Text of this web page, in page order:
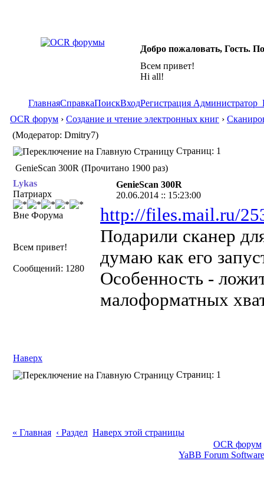
Добро пожаловать, Гость.
Всем привет!
Hi all!
ГлавнаяСправкаПоискВходРегистрация Администратор
OCR форум › Создание и чтение электронных книг ›
(Модератор: Dmitry7)
Страниц: 1
GenieScan 300R (Прочитано 1900 раз)
Lykas
Патриарх
Вне Форума
Всем привет!
Сообщений: 1280
GenieScan 300R
20.06.2014 :: 15:23:00
http://files.mail.ru/
Подарили сканер
думаю как его
Особенность -
малоформатных
Наверх
Страниц: 1
« Главная ‹ Раздел Наверх этой страницы
OCR форум
YaBB Forum Software